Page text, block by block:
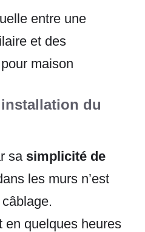
du
sa simplicité de
les murs n’est
en quelques heures